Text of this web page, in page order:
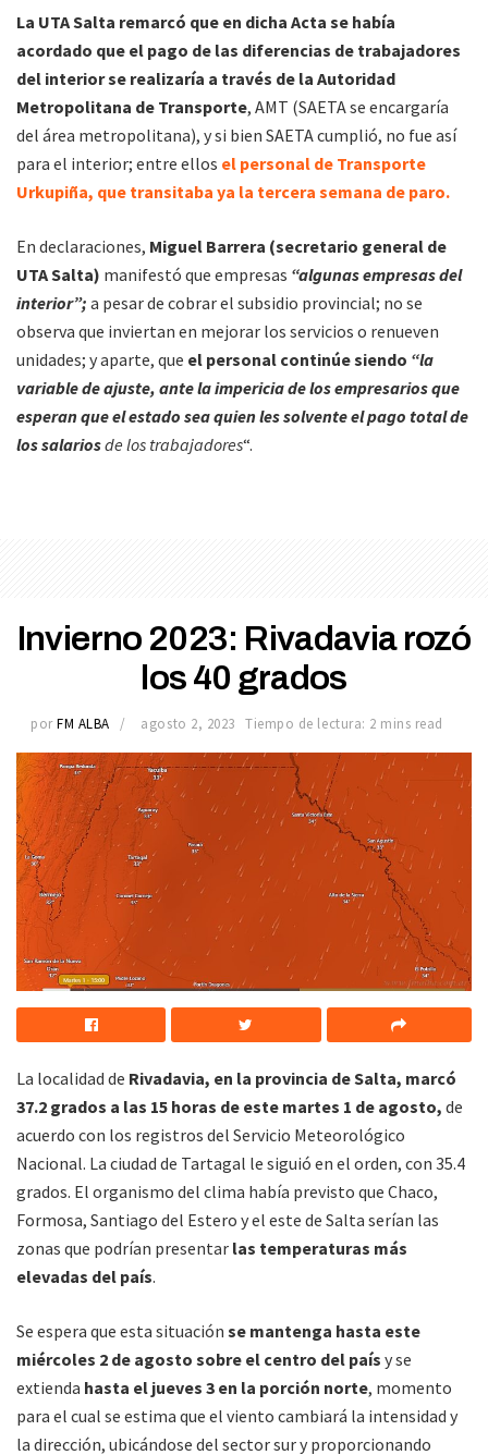
La UTA Salta remarcó que en dicha Acta se había
acordado que el pago de las diferencias de trabajadores
del interior se realizaría a través de la Autoridad
Metropolitana de Transporte, AMT (SAETA se encargaría
del área metropolitana), y si bien SAETA cumplió, no fue así
para el interior; entre ellos el personal de Transporte
Urkupiña, que transitaba ya la tercera semana de paro.
En declaraciones, Miguel Barrera (secretario general de
UTA Salta) manifestó que empresas “algunas empresas del
interior”; a pesar de cobrar el subsidio provincial; no se
observa que inviertan en mejorar los servicios o renueven
unidades; y aparte, que el personal continúe siendo “la
variable de ajuste, ante la impericia de los empresariosque
esperan que el estado sea quien les solvente el pago total de
los salariosde los trabajadores“.
Invierno 2023: Rivadavia rozó
los 40 grados
por FM ALBA agosto 2, 2023 Tiempo de lectura: 2 mins read
La localidad de Rivadavia, en la provincia de Salta, marcó
37.2 grados a las 15 horas de este martes 1 de agosto, de
acuerdo con los registros del Servicio Meteorológico
Nacional. La ciudad de Tartagal le siguió en el orden, con 35.4
grados. El organismo del clima había previsto que Chaco,
Formosa, Santiago del Estero y el este de Salta serían las
zonas que podrían presentar las temperaturas más
elevadas del país.
Se espera que esta situación se mantenga hasta este
miércoles 2 de agosto sobre el centro del país y se
extienda hasta el jueves 3 en la porción norte, momento
para el cual se estima que el viento cambiará la intensidad y
la dirección, ubicándose del sector sur y proporcionando